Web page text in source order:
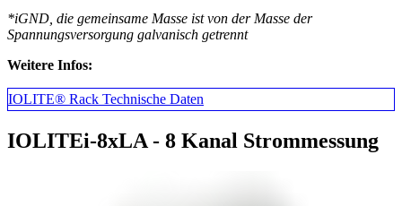
*iGND, die gemeinsame Masse ist von der Masse der
Spannungsversorgung galvanisch getrennt
Weitere Infos:
IOLITE® Rack Technische Daten
IOLITEi-8xLA - 8 Kanal Strommessung